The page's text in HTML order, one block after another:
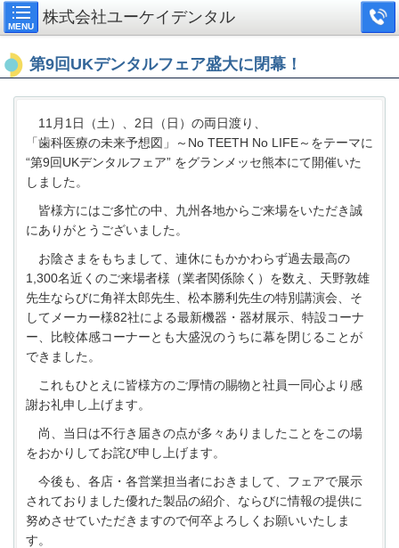
MENU
株式会社ユーケイデンタル
第9回UKデンタルフェア盛大に閉幕！
11月1日（土）、2日（日）の両日渡り、
「歯科医療の未来予想図」～No TEETH No LIFE～をテーマに
“第9回UKデンタルフェア” をグランメッセ熊本にて開催いた
しました。
皆様方にはご多忙の中、九州各地からご来場をいただき誠
にありがとうございました。
お陰さまをもちまして、連休にもかかわらず過去最高の
1,300名近くのご来場者様（業者関係除く）を数え、天野敦雄
先生ならびに角祥太郎先生、松本勝利先生の特別講演会、そ
してメーカー様82社による最新機器・器材展示、特設コーナ
ー、比較体感コーナーとも大盛況のうちに幕を閉じることが
できました。
これもひとえに皆様方のご厚情の賜物と社員一同心より感
謝お礼申し上げます。
尚、当日は不行き届きの点が多々ありましたことをこの場
をおかりしてお詫び申し上げます。
今後も、各店・各営業担当者におきまして、フェアで展示
されておりました優れた製品の紹介、ならびに情報の提供に
努めさせていただきますので何卒よろしくお願いいたしま
す。